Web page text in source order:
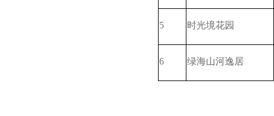
5 时光境花园
6 绿海山河逸居